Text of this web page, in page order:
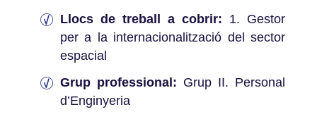
Llocs de treball a cobrir: 1. Gestor
per a la internacionalització del sector
espacial
Grup professional: Grup II. Personal
d’Enginyeria